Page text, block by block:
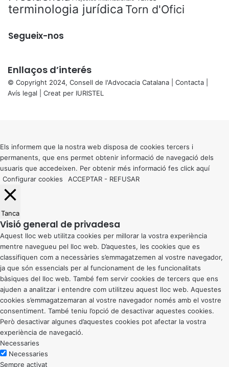
terminologia jurídica Torn d'Ofici
Segueix-nos
Enllaços d’interés
© Copyright 2024, Consell de l'Advocacia Catalana | Contacta
Avís legal | Creat per IURISTEL
button
Els informem que la nostra web disposa de cookies tercers i
permanents, que ens permet obtenir informació de navegació dels
usuaris que accedeixen. Per obtenir més informació fes click aquí
Configurar cookies
ACCEPTAR - REFUSAR
Tanca
Visió general de privadesa
Aquest lloc web utilitza cookies per millorar la vostra experiència
mentre navegueu pel lloc web. D’aquestes, les cookies que es
classifiquen com a necessàries s’emmagatzemen al vostre navegador,
ja que són essencials per al funcionament de les funcionalitats
bàsiques del lloc web. També fem servir cookies de tercers que ens
ajuden a analitzar i entendre com utilitzeu aquest lloc web. Aquestes
cookies s’emmagatzemaran al vostre navegador només amb el vostre
consentiment. També teniu l’opció de desactivar aquestes cookies.
Però desactivar algunes d’aquestes cookies pot afectar la vostra
experiència de navegació.
Necessaries
Necessaries
Sempre activat